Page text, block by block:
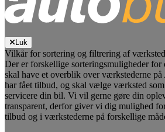
Luk
Vilkår for sortering og filtrering af
Der er forskellige sorteringsmuligheder for
skal have et overblik over værkstederne
har fået tilbud, og skal vælge værksted
servicere din bil. Vi vil gerne gøre din
transparent, derfor giver vi dig mulighed
tilbud og i værkstederne på forskellige